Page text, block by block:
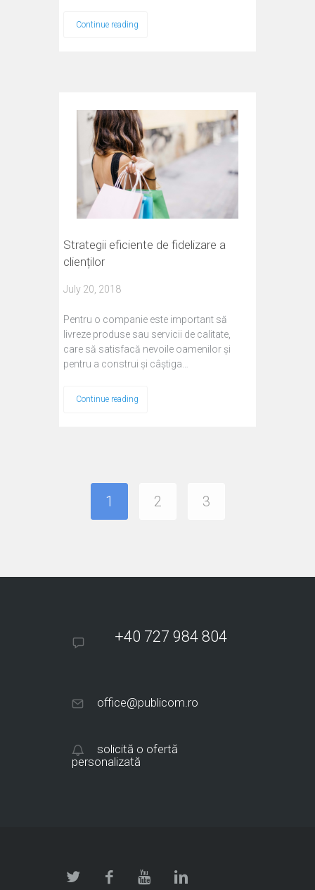
Continue reading
Strategii eficiente de fidelizare a
clienților
July 20, 2018
Pentru o companie este important să
livreze produse sau servicii de calitate,
care să satisfacă nevoile oamenilor și
pentru a construi și câștiga…
Continue reading
1 2 3
+40 727 984 804
office@publicom.ro
solicită o ofertă
personalizată